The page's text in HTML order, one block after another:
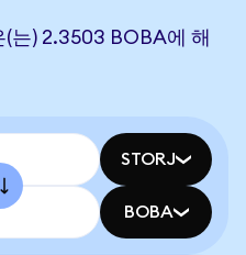
는) 2.3503 BOBA에 해
STORJ
BOBA